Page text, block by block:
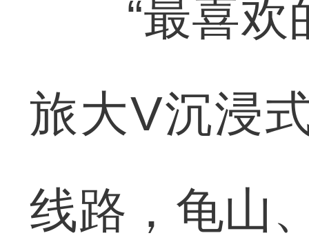
“最喜欢的
旅大V沉浸
线路，龟山